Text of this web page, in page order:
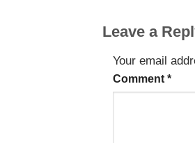
Leave a
Your email
Comment *